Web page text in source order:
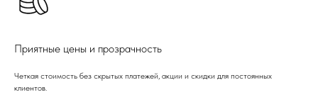
Приятные цены и прозрачность
Четкая стоимость без скрытых платежей, акции и скидки для постоянных
клиентов.